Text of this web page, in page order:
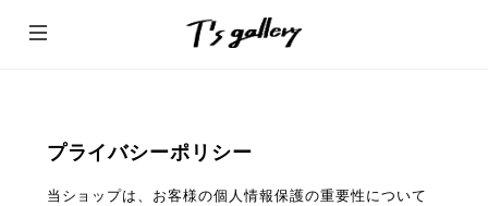
プライバシーポリシー
当ショップは、お客様の個人情報保護の重要性について